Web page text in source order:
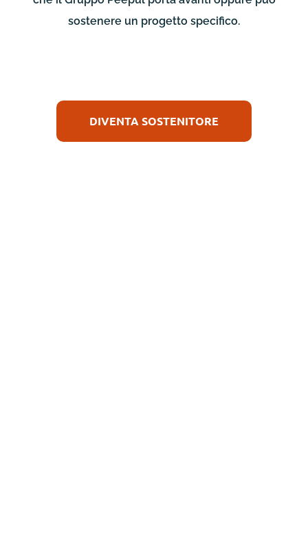
sostenere un progetto specifico.
DIVENTA SOSTENITORE